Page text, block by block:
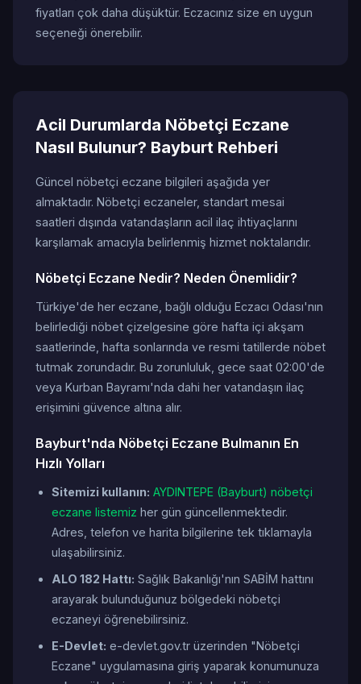
fiyatları çok daha düşüktür. Eczacınız size en uygun
seçeneği önerebilir.
Acil Durumlarda Nöbetçi Eczane
Nasıl Bulunur? Bayburt Rehberi
Güncel nöbetçi eczane bilgileri aşağıda yer
almaktadır. Nöbetçi eczaneler, standart mesai
saatleri dışında vatandaşların acil ilaç ihtiyaçlarını
karşılamak amacıyla belirlenmiş hizmet noktalarıdır.
Nöbetçi Eczane Nedir? Neden Önemlidir?
Türkiye'de her eczane, bağlı olduğu Eczacı Odası'nın
belirlediği nöbet çizelgesine göre hafta içi akşam
saatlerinde, hafta sonlarında ve resmi tatillerde nöbet
tutmak zorundadır. Bu zorunluluk, gece saat 02:00'de
veya Kurban Bayramı'nda dahi her vatandaşın ilaç
erişimini güvence altına alır.
Bayburt'nda Nöbetçi Eczane Bulmanın En
Hızlı Yolları
Sitemizi kullanın: AYDINTEPE (Bayburt) nöbetçi
eczane listemiz her gün güncellenmektedir.
Adres, telefon ve harita bilgilerine tek tıklamayla
ulaşabilirsiniz.
ALO 182 Hattı: Sağlık Bakanlığı'nın SABİM hattını
arayarak bulunduğunuz bölgedeki nöbetçi
eczaneyi öğrenebilirsiniz.
E-Devlet: e-devlet.gov.tr üzerinden "Nöbetçi
Eczane" uygulamasına giriş yaparak konumunuza